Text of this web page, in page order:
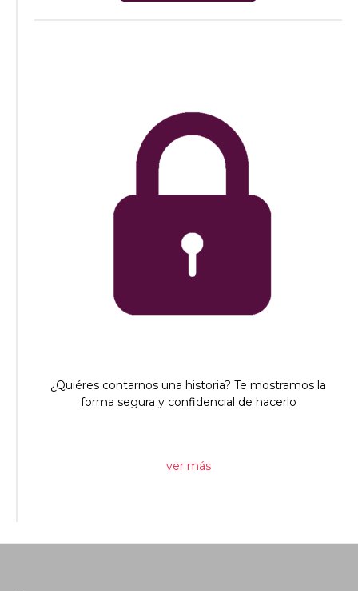
¿Quiéres contarnos una historia? Te mostramos la
forma segura y confidencial de hacerlo
ver más